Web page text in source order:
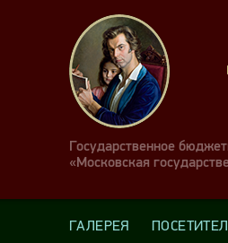
Государственное
«Московская
ГАЛЕРЕЯ